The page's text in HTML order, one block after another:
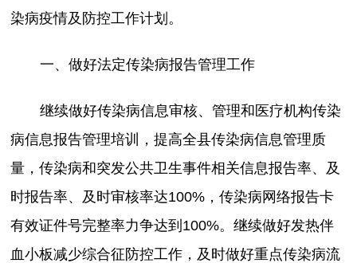
染病疫情及防控工作计划。
一、做好法定传染病报告管理工作
继续做好传染病信息审核、管理和医疗机构传染
病信息报告管理培训，提高全县传染病信息管理质
量，传染病和突发公共卫生事件相关信息报告率、及
时报告率、及时审核率达100%，传染病网络报告卡
有效证件号完整率力争达到100%。继续做好发热伴
血小板减少综合征防控工作，及时做好重点传染病流